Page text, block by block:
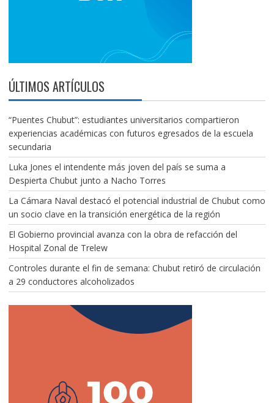
ÚLTIMOS ARTÍCULOS
“Puentes Chubut”: estudiantes universitarios compartieron
experiencias académicas con futuros egresados de la escuela
secundaria
Luka Jones el intendente más joven del país se suma a
Despierta Chubut junto a Nacho Torres
La Cámara Naval destacó el potencial industrial de Chubut como
un socio clave en la transición energética de la región
El Gobierno provincial avanza con la obra de refacción del
Hospital Zonal de Trelew
Controles durante el fin de semana: Chubut retiró de circulación
a 29 conductores alcoholizados